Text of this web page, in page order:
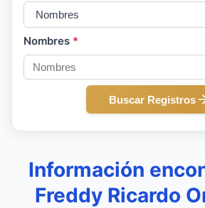
Nombres *
Buscar Registros
Información
Freddy Ricardo